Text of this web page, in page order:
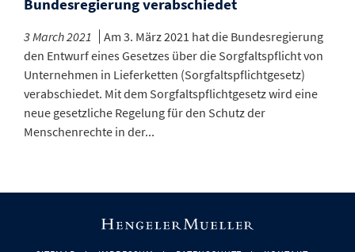
Bundesregierung verabschiedet
3 March 2021
Am 3. März 2021 hat die Bundesregierung
den Entwurf eines Gesetzes über die Sorgfaltspflicht von
Unternehmen in Lieferketten (Sorgfaltspflichtgesetz)
verabschiedet. Mit dem Sorgfaltspflichtgesetz wird eine
neue gesetzliche Regelung für den Schutz der
Menschenrechte in der...